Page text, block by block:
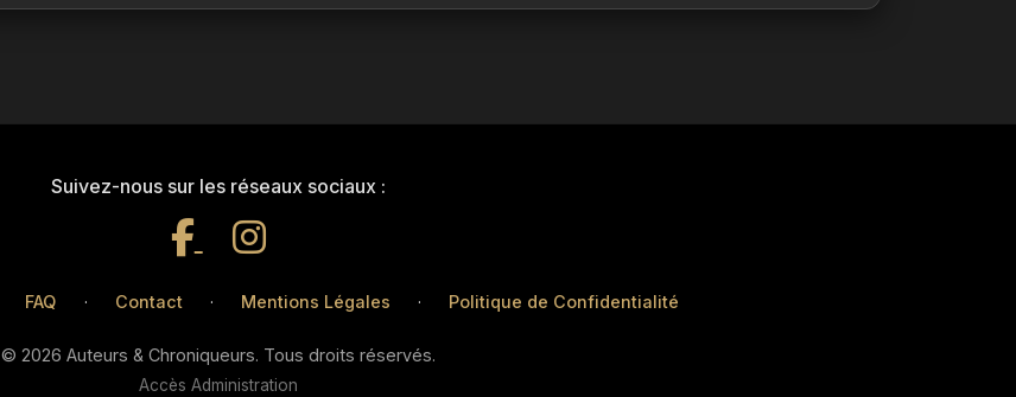
Suivez-nous sur les réseaux sociaux :
FAQ · Contact · Mentions Légales · Politique de Confidentialité
© 2026 Auteurs & Chroniqueurs. Tous droits réservés.
Accès Administration